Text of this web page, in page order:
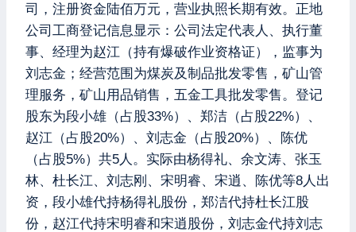
司，注册资金陆佰万元，营业执照长期有效。正地
公司工商登记信息显示：公司法定代表人、执行董
事、经理为赵江（持有爆破作业资格证），监事为
刘志金；经营范围为煤炭及制品批发零售，矿山管
理服务，矿山用品销售，五金工具批发零售。登记
股东为段小雄（占股33%）、郑洁（占股22%）、
赵江（占股20%）、刘志金（占股20%）、陈优
（占股5%）共5人。实际由杨得礼、余文涛、张玉
林、杜长江、刘志刚、宋明睿、宋逍、陈优等8人出
资，段小雄代持杨得礼股份，郑洁代持杜长江股
份，赵江代持宋明睿和宋逍股份，刘志金代持刘志